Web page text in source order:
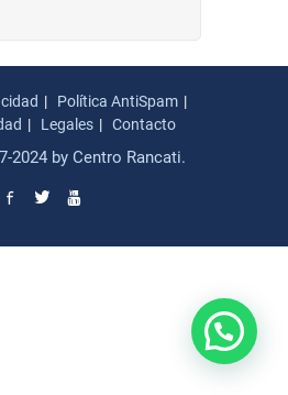
Política AntiSpam
Legales Contacto
2024 by Centro Rancati.